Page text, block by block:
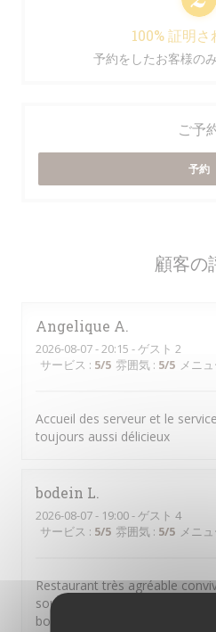
顧客の
Angelique A
2026-08-07- 20:15 - ゲスト 2
サービス : 5/5 雰囲気 : 5/5 メニ
Accueil des serveur et le
toujours aussi délicieux
bodein L
2026-08-07- 19:00 - ゲスト 4
サービス : 5/5 雰囲気 : 5/5 メニ
Restaurant très agréable
souriant le manger très bon
bon moment quand je vais la ba
100% 証明
予約をしたお客様の
ご予
予約